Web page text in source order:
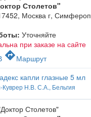
Столетов"
Москва г,
Уточняйте
при заказе на сайте
directionsМаршрут
капли глазные 5 мл
Куврер Н.В. С.А., Бельгия